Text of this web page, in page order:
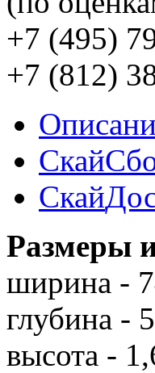
+7 (495)
+7 (812)
Скай
Скай
Размеры
ширина -
глубина -
высота -